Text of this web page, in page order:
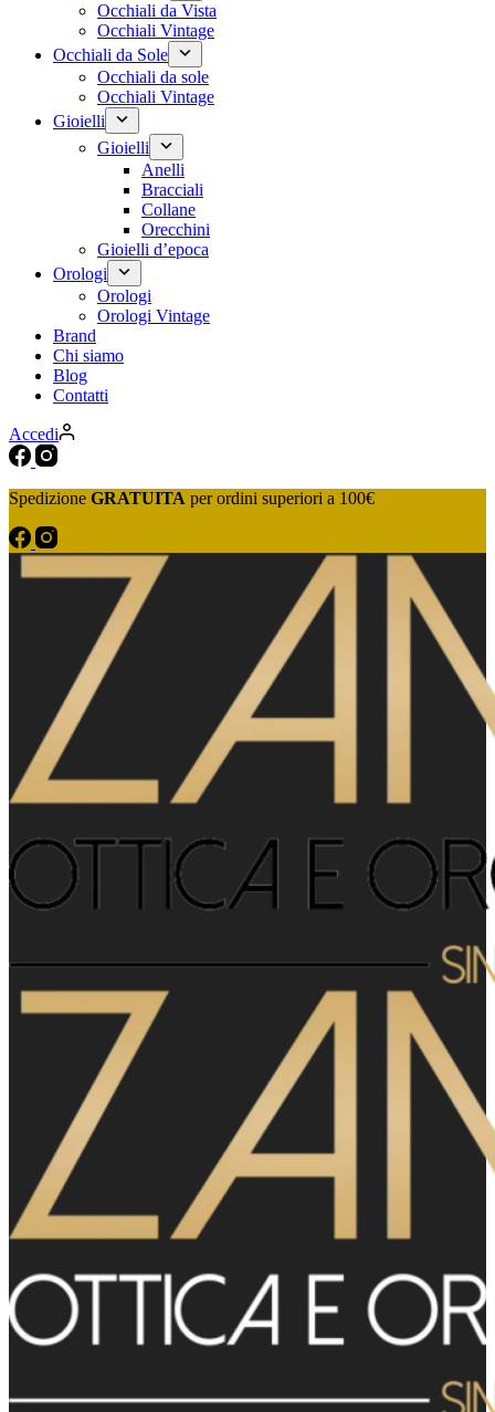
Occhiali da Vista
Occhiali Vintage
Occhiali da Sole
Occhiali da sole
Occhiali Vintage
Gioielli
Gioielli
Anelli
Bracciali
Collane
Orecchini
Gioielli d’epoca
Orologi
Orologi
Orologi Vintage
Brand
Chi siamo
Blog
Contatti
Accedi
Spedizione GRATUITA per ordini superiori a 100€